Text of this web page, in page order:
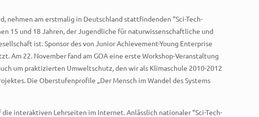
nehmen am erstmalig in Deutschland stattfindenden “Sci-Tech-
15 und 18 Jahren, der Jugendliche für naturwissenschaftliche und
ist. Sponsor des von Junior Achievement-Young Enterprise
Am 22. November fand am GOA eine erste Workshop-Veranstaltung
um praktizierten Umweltschutz, den wir als Klimaschule 2010-2012
Die Oberstufenprofile „Der Mensch im Wandel des Systems
interaktiven Lehrseiten im Internet. Anlässlich nationaler “Sci-Tech-